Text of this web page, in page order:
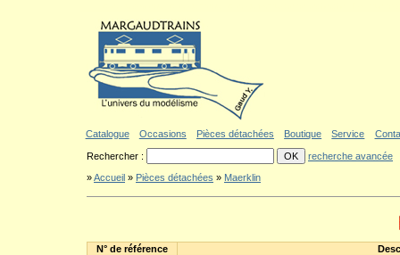
Catalogue Occasions Pièces détachées Boutique Service
Rechercher :
recherche avancée
»Accueil » Pièces détachées » Maerklin
N° de référence